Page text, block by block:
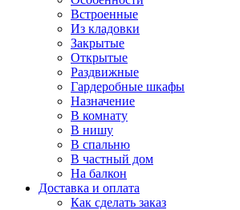
Встроенные
Из кладовки
Закрытые
Открытые
Раздвижные
Гардеробные шкафы
Назначение
В комнату
В нишу
В спальню
В частный дом
На балкон
Доставка и оплата
Как сделать заказ